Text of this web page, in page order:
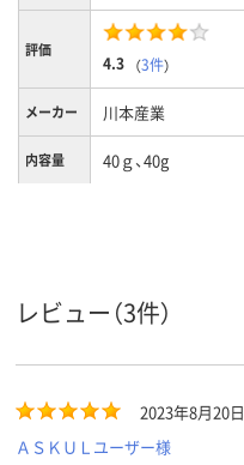
評価
4.3 （3件）
メーカー 川本産業
内容量 40ｇ、40g
レビュー（3件）
2023年8月20日
ＡＳＫＵＬユーザー様